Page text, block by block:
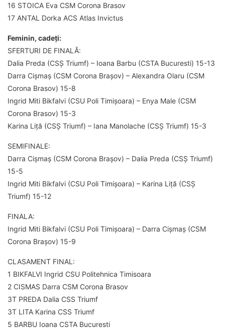
16 STOICA Eva CSM Corona Brasov
17 ANTAL Dorka ACS Atlas Invictus
Feminin, cadeți:
SFERTURI DE FINALĂ:
Dalia Preda (CSȘ Triumf) – Ioana Barbu (CSTA Bucuresti) 15-13
Darra Cișmaș (CSM Corona Brașov) – Alexandra Olaru (CSM
Corona Brasov) 15-8
Ingrid Miti Bikfalvi (CSU Poli Timișoara) – Enya Male (CSM
Corona Brasov) 15-3
Karina Liță (CSȘ Triumf) – Iana Manolache (CSȘ Triumf) 15-3
SEMIFINALE:
Darra Cișmaș (CSM Corona Brașov) – Dalia Preda (CSȘ Triumf)
15-5
Ingrid Miti Bikfalvi (CSU Poli Timișoara) – Karina Liță (CSȘ
Triumf) 15-12
FINALA:
Ingrid Miti Bikfalvi (CSU Poli Timișoara) – Darra Cișmaș (CSM
Corona Brașov) 15-9
CLASAMENT FINAL:
1 BIKFALVI Ingrid CSU Politehnica Timisoara
2 CISMAS Darra CSM Corona Brasov
3T PREDA Dalia CSS Triumf
3T LITA Karina CSS Triumf
5 BARBU Ioana CSTA Bucuresti